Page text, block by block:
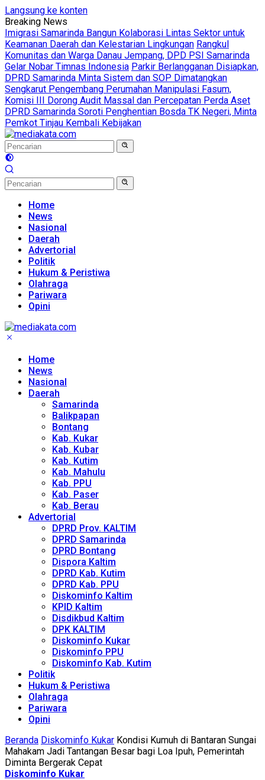
Langsung ke konten
Breaking News
Imigrasi Samarinda Bangun Kolaborasi Lintas Sektor untuk
Keamanan Daerah dan Kelestarian Lingkungan Rangkul
Komunitas dan Warga Danau Jempang, DPD PSI Samarinda
Gelar Nobar Timnas Indonesia Parkir Berlangganan Disiapkan,
DPRD Samarinda Minta Sistem dan SOP Dimatangkan
Sengkarut Pengembang Perumahan Manipulasi Fasum,
Komisi III Dorong Audit Massal dan Percepatan Perda Aset
DPRD Samarinda Soroti Penghentian Bosda TK Negeri, Minta
Pemkot Tinjau Kembali Kebijakan
Home
News
Nasional
Daerah
Advertorial
Politik
Hukum & Peristiwa
Olahraga
Pariwara
Opini
Home
News
Nasional
Daerah
Samarinda
Balikpapan
Bontang
Kab. Kukar
Kab. Kubar
Kab. Kutim
Kab. Mahulu
Kab. PPU
Kab. Paser
Kab. Berau
Advertorial
DPRD Prov. KALTIM
DPRD Samarinda
DPRD Bontang
Dispora Kaltim
DPRD Kab. Kutim
DPRD Kab. PPU
Diskominfo Kaltim
KPID Kaltim
Disdikbud Kaltim
DPK KALTIM
Diskominfo Kukar
Diskominfo PPU
Diskominfo Kab. Kutim
Politik
Hukum & Peristiwa
Olahraga
Pariwara
Opini
Beranda Diskominfo Kukar Kondisi Kumuh di Bantaran Sungai
Mahakam Jadi Tantangan Besar bagi Loa Ipuh, Pemerintah
Diminta Bergerak Cepat
Diskominfo Kukar